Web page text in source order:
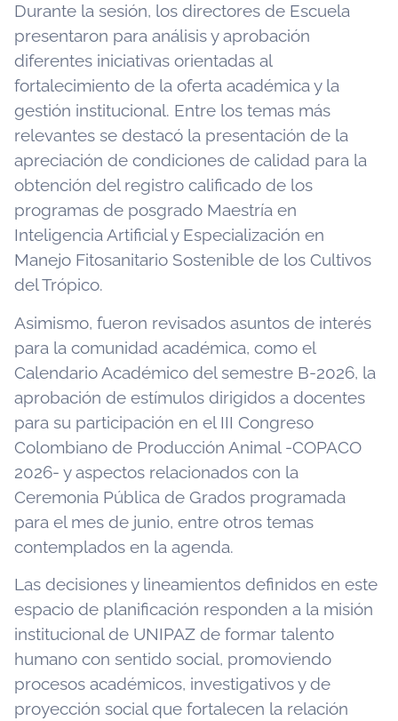
Durante la sesión, los directores de Escuela
presentaron para análisis y aprobación
diferentes iniciativas orientadas al
fortalecimiento de la oferta académica y la
gestión institucional. Entre los temas más
relevantes se destacó la presentación de la
apreciación de condiciones de calidad para la
obtención del registro calificado de los
programas de posgrado Maestría en
Inteligencia Artificial y Especialización en
Manejo Fitosanitario Sostenible de los Cultivos
del Trópico.
Asimismo, fueron revisados asuntos de interés
para la comunidad académica, como el
Calendario Académico del semestre B-2026, la
aprobación de estímulos dirigidos a docentes
para su participación en el III Congreso
Colombiano de Producción Animal -COPACO
2026- y aspectos relacionados con la
Ceremonia Pública de Grados programada
para el mes de junio, entre otros temas
contemplados en la agenda.
Las decisiones y lineamientos definidos en este
espacio de planificación responden a la misión
institucional de UNIPAZ de formar talento
humano con sentido social, promoviendo
procesos académicos, investigativos y de
proyección social que fortalecen la relación